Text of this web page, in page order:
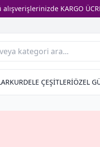
alışverişlerinizde KARGO
KURDELE ÇEŞİTLERİÖZEL